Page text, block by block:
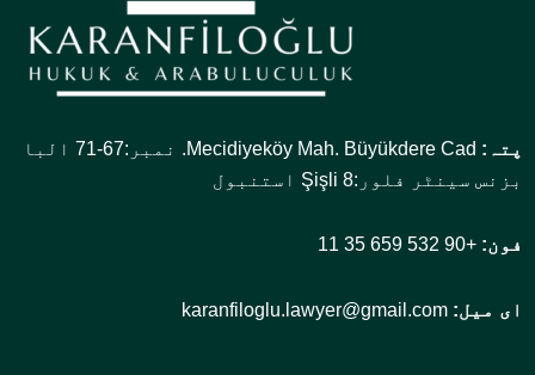
پتہ:
Mecidiyeköy Mah. Büyükdere Cad. نمبر:67-71 البا
بزنس سینٹر فلور:8 Şişli استنبول
فون: +90 532 659 35 11
ای میل: karanfiloglu.lawyer@gmail.com